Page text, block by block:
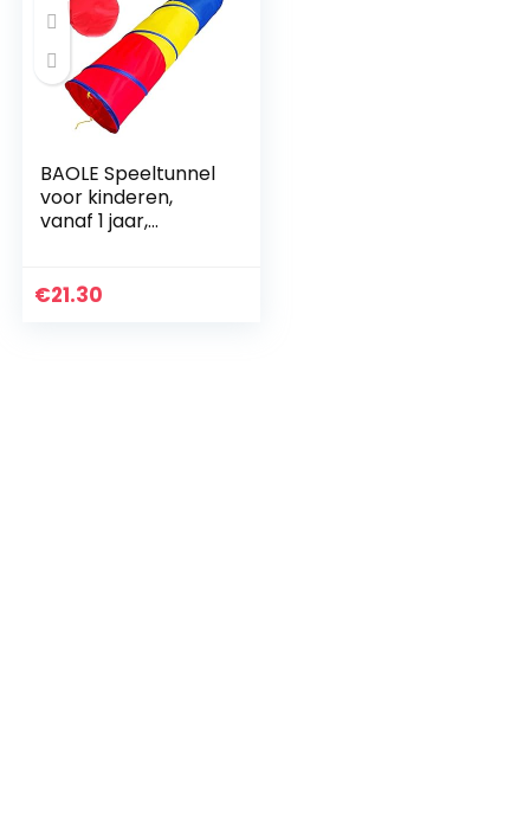
BAOLE Speeltunnel
voor kinderen,
vanaf 1 jaar,
tuinspeelgoed,
€21.30